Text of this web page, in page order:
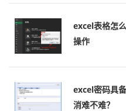
excel表格怎
操作
excel密码具
消难不难？